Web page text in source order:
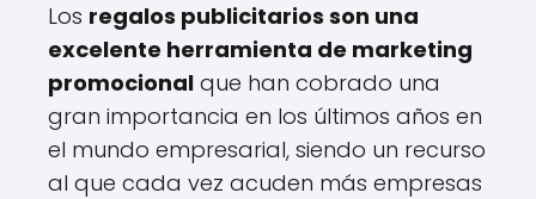
Los regalos publicitarios son una
excelente herramienta de marketing
promocional que han cobrado una
gran importancia en los últimos años en
el mundo empresarial, siendo un recurso
al que cada vez acuden más empresas